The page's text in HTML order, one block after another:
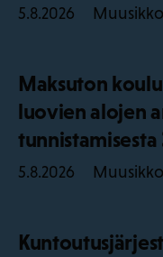
5.8.2026
Maksuton
luovien alojen
tunnistamisesta
5.8.2026